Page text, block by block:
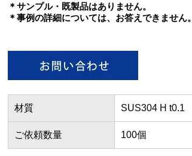
＊サンプル・既製品はありません。
＊事例の詳細については、お答えできません。
材質 SUS304 H t0.1
ご依頼数量 100個